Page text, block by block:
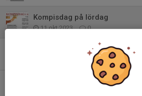
Kompisdag på lördag
11 okt 2023 0
Dags för säsongsavslutning!
På lördag kör vi igen!